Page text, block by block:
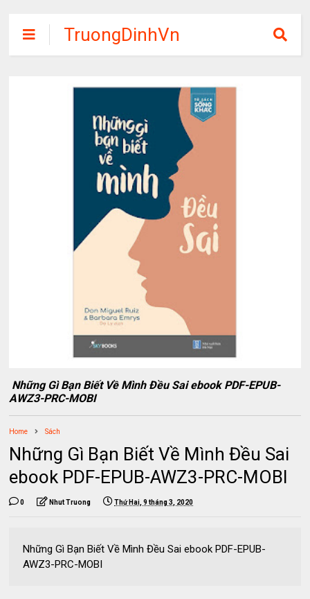
TruongDinhVn
Chia sẽ ebook,
phần mềm học
tập miễn phí
Những Gì Bạn Biết Về Mình Đều Sai ebook PDF-EPUB-
AWZ3-PRC-MOBI
Home Sách
Những Gì Bạn Biết Về Mình Đều Sai
ebook PDF-EPUB-AWZ3-PRC-MOBI
0 Nhut Truong Thứ Hai, 9 tháng 3, 2020
Những Gì Bạn Biết Về Mình Đều Sai ebook PDF-EPUB-
AWZ3-PRC-MOBI